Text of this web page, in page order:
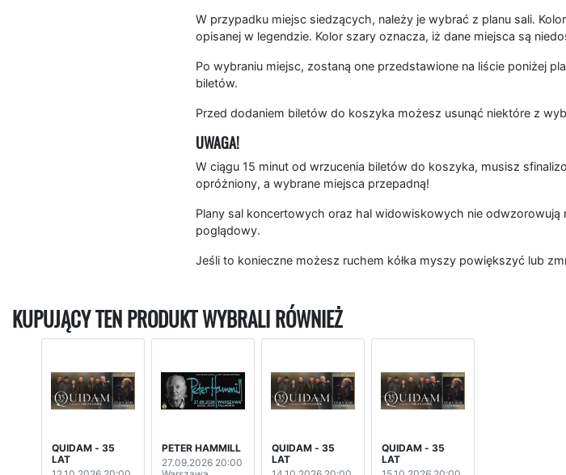
W przypadku miejsc siedzących, należy je wybrać z planu sali.
opisanej w legendzie. Kolor szary oznacza, iż dane miejsca są
Po wybraniu miejsc, zostaną one przedstawione na liście poniżej
biletów.
Przed dodaniem biletów do koszyka możesz usunąć niektóre z
UWAGA!
W ciągu 15 minut od wrzucenia biletów do koszyka, musisz
opróżniony, a wybrane miejsca przepadną!
Plany sal koncertowych oraz hal widowiskowych nie odwzorowują
poglądowy.
Jeśli to konieczne możesz ruchem kółka myszy powiększyć lub
KUPUJĄCY TEN PRODUKT WYBRALI RÓWNIEŻ
QUIDAM - 35
LAT
PETER HAMMILL
27.09.2026 20:00
QUIDAM - 35
LAT
QUIDAM - 35
LAT